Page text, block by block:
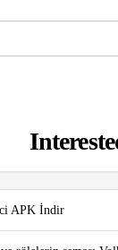
APK İndir